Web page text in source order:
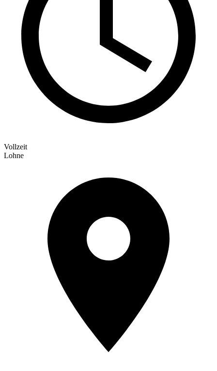
Vollzeit
Lohne